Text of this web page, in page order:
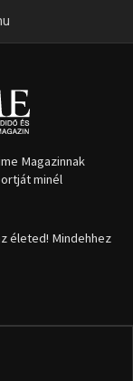
Magazinnak
minél
életed! Mindehhez